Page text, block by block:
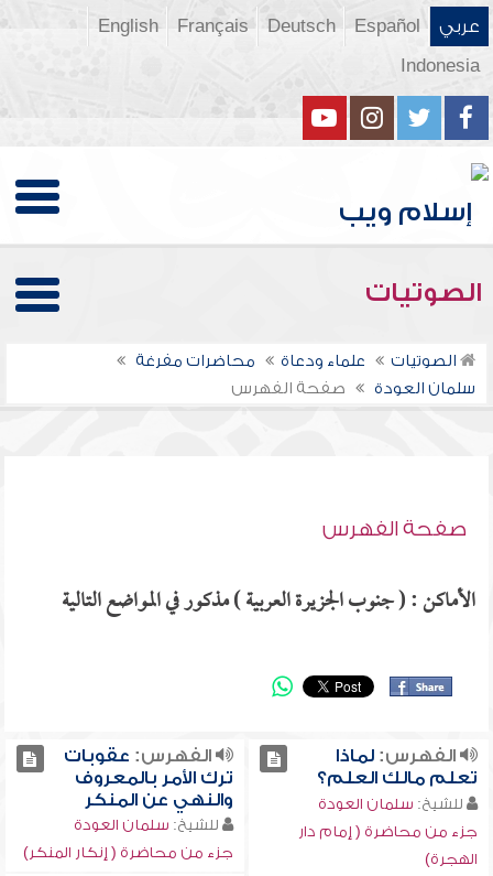
عربي Español
Deutsch
Français
English
Indonesia
الصوتيات
الصوتيات علماء ودعاة
محاضرات مفرغة
سلمان العودة
صفحة الفهرس
صفحة الفهرس
الأماكن : ( جنوب الجزيرة العربية ) مذكور في المواضع التالية
الفهرس:لماذا
تعلم مالك العلم؟
للشيخ: سلمان العودة
جزء من محاضرة ( إمام دار
الهجرة)
الفهرس: عقوبات
ترك الأمر بالمعروف
والنهي عن المنكر
للشيخ: سلمان العودة
جزء من محاضرة ( إنكار المنكر)